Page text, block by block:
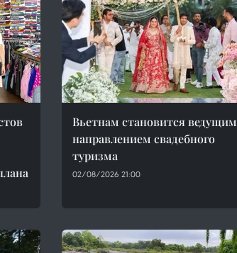
Вьетнам становится ведущим
направлением свадебного
туризма
02/08/2026 21:00